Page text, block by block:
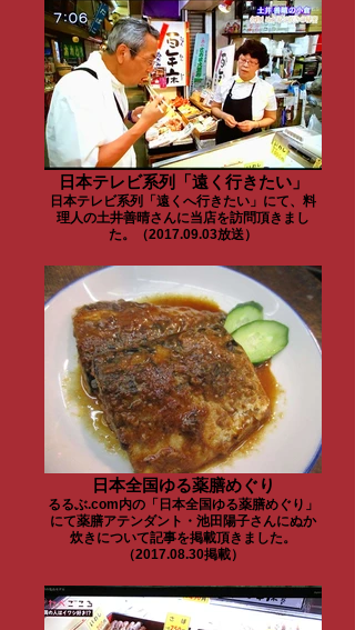
日本テレビ系列「遠く行きたい」
日本テレビ系列「遠くへ行きたい」にて、料
理人の土井善晴さんに当店を訪問頂きまし
た。（2017.09.03放送）
日本全国ゆる薬膳めぐり
るるぶ.com内の「日本全国ゆる薬膳めぐり」
にて薬膳アテンダント・池田陽子さんにぬか
炊きについて記事を掲載頂きました。
（2017.08.30掲載）